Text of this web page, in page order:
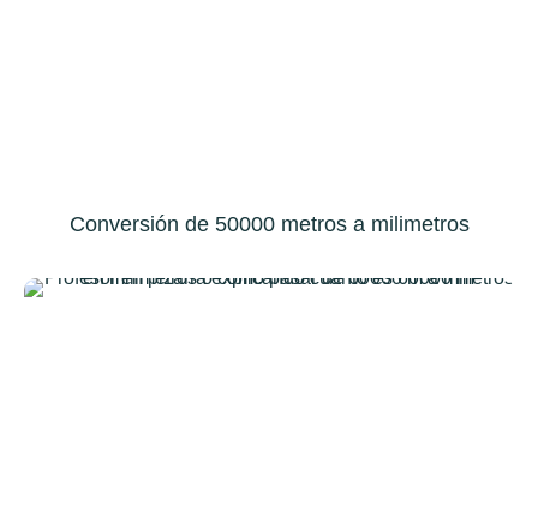
Conversión de 50000 metros a milimetros